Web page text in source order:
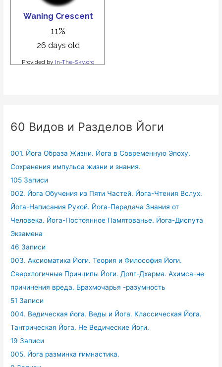
60 Видов и Разделов Йоги
001. Йога Образа Жизни. Йога в Современную Эпоху.
Сохранения импульса жизни и знания.
105 Записи
002. Йога Обучения из Пяти Частей. Йога-Чтения Вслух.
Йога-Написания Рукой. Йога-Передача Знания от
Человека. Йога-Постоянное Памятованье. Йога-Диспута
Экзамена
46 Записи
003. Аксиоматика Йоги. Теория и Философия Йоги.
Сверхлогичные Принципы Йоги. Долг-Дхарма. Ахимса-не
причинения вреда. Брахмочарья -разумность
51 Записи
004. Ведическая йога. Веды и Йога. Классическая Йога.
Тантрическая Йога. Не Ведические Йоги.
19 Записи
005. Йога разминка гимнастика.